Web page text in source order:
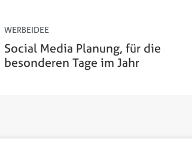
WERBEIDEE
Social Media Planung, für die
besonderen Tage im Jahr